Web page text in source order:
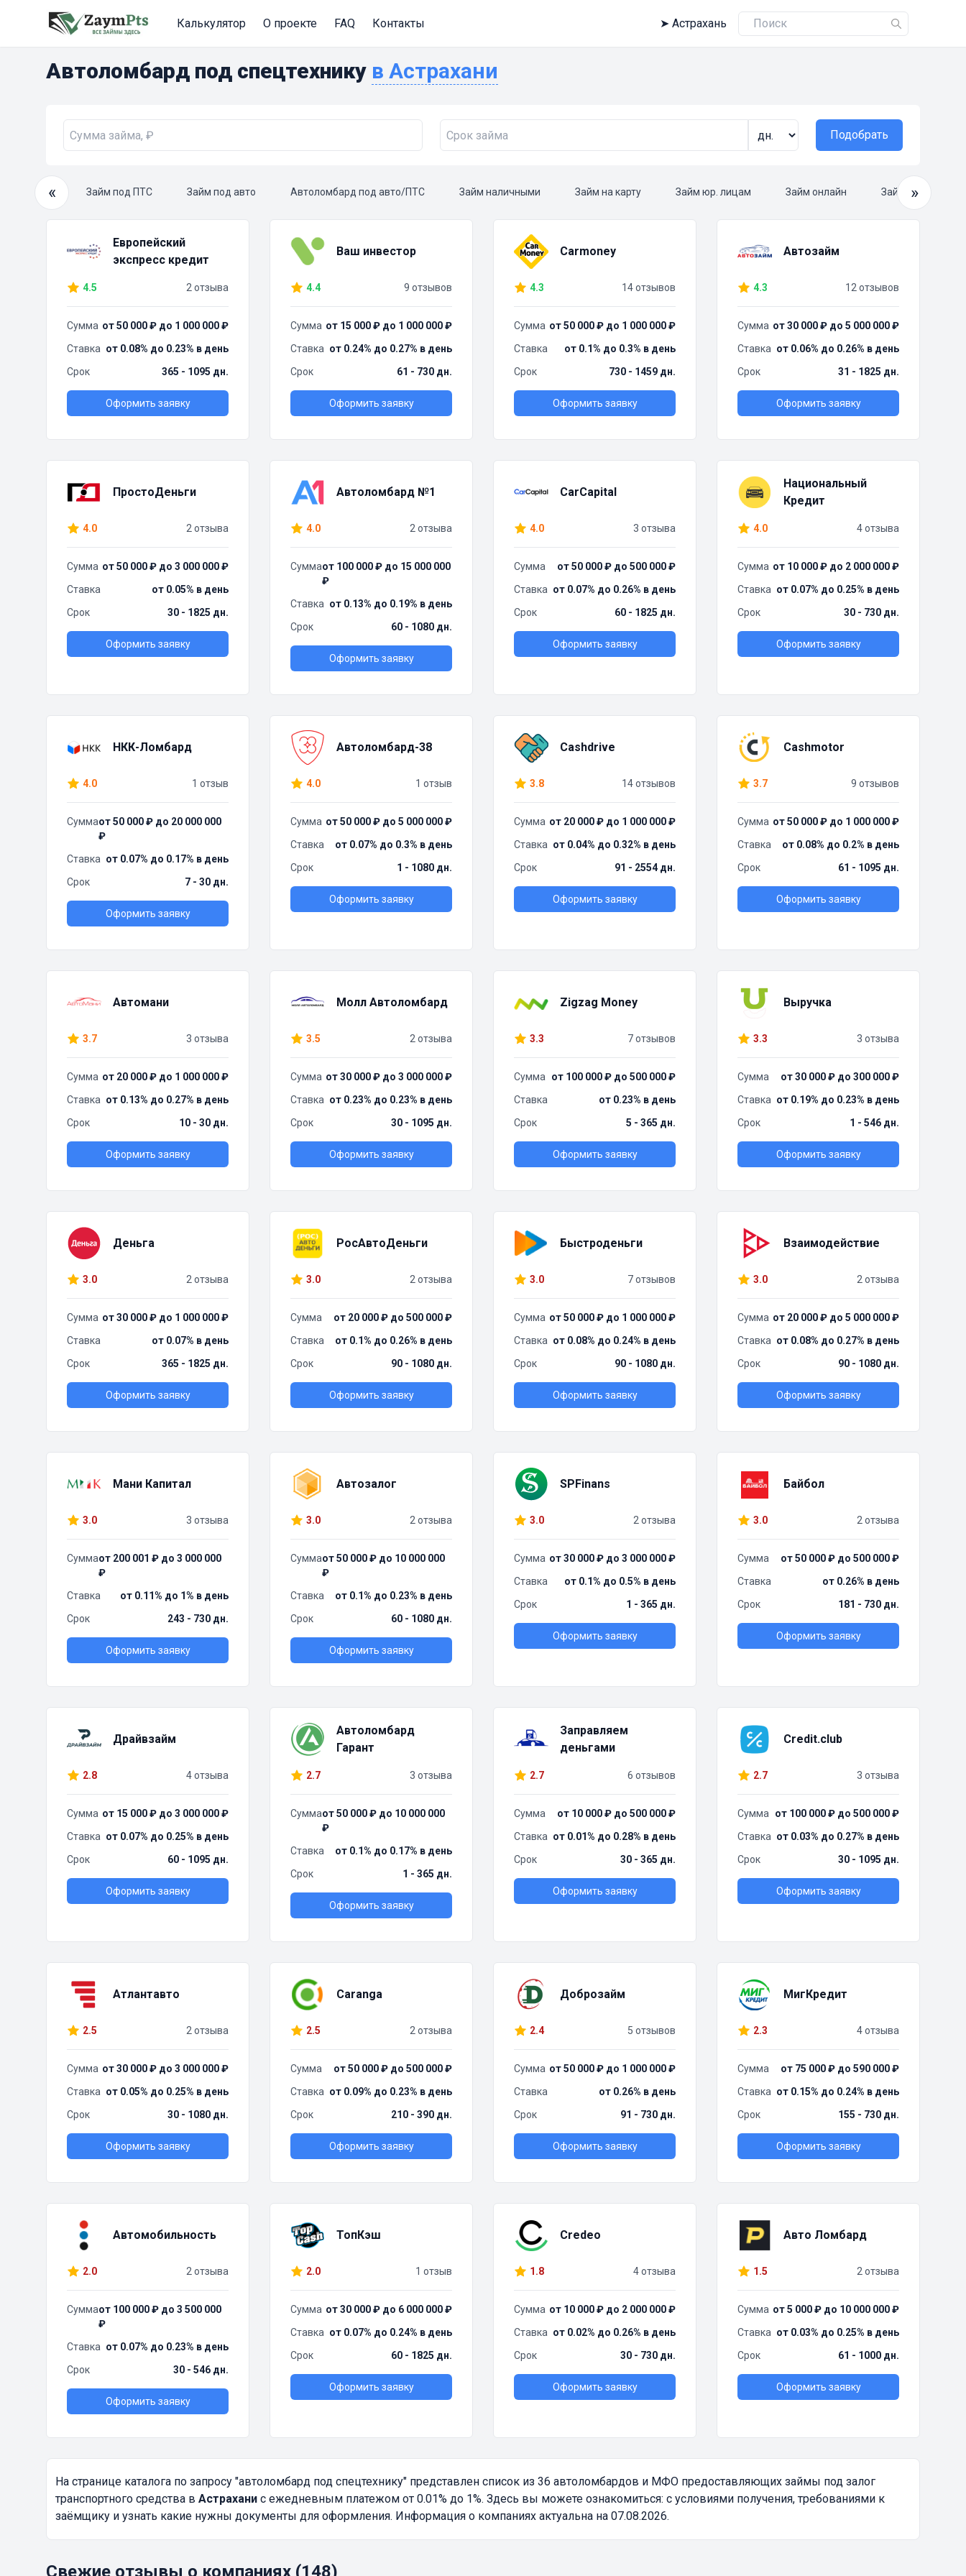
Калькулятор О проекте FAQ Контакты ➤ Астрахань
Автоломбард под спецтехнику в Астрахани
Подобрать
«
займ Займ под ПТС Займ под авто Автоломбард под авто/ПТС Займ наличными Займ на карту Займ юр. лицам Займ онлайн Займ »
Европейский
экспресс кредит
4.5 2 отзыва
Сумма от 50 000 ₽ до 1 000 000 ₽
Ставка от 0.08% до 0.23% в день
Срок
365 - 1095 дн.
Оформить заявку
Ваш инвестор
4.4 9 отзывов
Сумма от 15 000 ₽ до 1 000 000 ₽
Ставка от 0.24% до 0.27% в день
Срок
61 - 730 дн.
Оформить заявку
Carmoney
4.3 14 отзывов
Сумма от 50 000 ₽ до 1 000 000 ₽
Ставка
от 0.1% до 0.3% в день
Срок
730 - 1459 дн.
Оформить заявку
Автозайм
4.3 12 отзывов
Сумма от 30 000 ₽ до 5 000 000 ₽
Ставка от 0.06% до 0.26% в день
Срок
31 - 1825 дн.
Оформить заявку
ПростоДеньги
4.0 2 отзыва
Сумма от 50 000 ₽ до 3 000 000 ₽
Ставка
от 0.05% в день
Срок
30 - 1825 дн.
Оформить заявку
Автоломбард №1
4.0 2 отзыва
Суммаот 100 000 ₽ до 15 000 000
₽
Ставка от 0.13% до 0.19% в день
Срок
60 - 1080 дн.
Оформить заявку
CarCapital
4.0 3 отзыва
Сумма
от 50 000 ₽ до 500 000 ₽
Ставка от 0.07% до 0.26% в день
Срок
60 - 1825 дн.
Оформить заявку
Национальный
Кредит
4.0 4 отзыва
Сумма от 10 000 ₽ до 2 000 000 ₽
Ставка от 0.07% до 0.25% в день
Срок
30 - 730 дн.
Оформить заявку
НКК-Ломбард
4.0 1 отзыв
Суммаот 50 000 ₽ до 20 000 000
₽
Ставка от 0.07% до 0.17% в день
Срок
7 - 30 дн.
Оформить заявку
Автоломбард-38
4.0 1 отзыв
Сумма от 50 000 ₽ до 5 000 000 ₽
Ставка
от 0.07% до 0.3% в день
Срок
1 - 1080 дн.
Оформить заявку
Cashdrive
3.8 14 отзывов
Сумма от 20 000 ₽ до 1 000 000 ₽
Ставка от 0.04% до 0.32% в день
Срок
91 - 2554 дн.
Оформить заявку
Cashmotor
3.7 9 отзывов
Сумма от 50 000 ₽ до 1 000 000 ₽
Ставка
от 0.08% до 0.2% в день
Срок
61 - 1095 дн.
Оформить заявку
Автомани
3.7 3 отзыва
Сумма от 20 000 ₽ до 1 000 000 ₽
Ставка от 0.13% до 0.27% в день
Срок
10 - 30 дн.
Оформить заявку
Молл Автоломбард
3.5 2 отзыва
Сумма от 30 000 ₽ до 3 000 000 ₽
Ставка от 0.23% до 0.23% в день
Срок
30 - 1095 дн.
Оформить заявку
Zigzag Money
3.3 7 отзывов
Сумма
от 100 000 ₽ до 500 000 ₽
Ставка
от 0.23% в день
Срок
5 - 365 дн.
Оформить заявку
Выручка
3.3 3 отзыва
Сумма
от 30 000 ₽ до 300 000 ₽
Ставка от 0.19% до 0.23% в день
Срок
1 - 546 дн.
Оформить заявку
Деньга
3.0 2 отзыва
Сумма от 30 000 ₽ до 1 000 000 ₽
Ставка
от 0.07% в день
Срок
365 - 1825 дн.
Оформить заявку
РосАвтоДеньги
3.0 2 отзыва
Сумма
от 20 000 ₽ до 500 000 ₽
Ставка
от 0.1% до 0.26% в день
Срок
90 - 1080 дн.
Оформить заявку
Быстроденьги
3.0 7 отзывов
Сумма от 50 000 ₽ до 1 000 000 ₽
Ставка от 0.08% до 0.24% в день
Срок
90 - 1080 дн.
Оформить заявку
Взаимодействие
3.0 2 отзыва
Сумма от 20 000 ₽ до 5 000 000 ₽
Ставка от 0.08% до 0.27% в день
Срок
90 - 1080 дн.
Оформить заявку
Мани Капитал
3.0 3 отзыва
Суммаот 200 001 ₽ до 3 000 000
₽
Ставка
от 0.11% до 1% в день
Срок
243 - 730 дн.
Оформить заявку
Автозалог
3.0 2 отзыва
Суммаот 50 000 ₽ до 10 000 000
₽
Ставка
от 0.1% до 0.23% в день
Срок
60 - 1080 дн.
Оформить заявку
SPFinans
3.0 2 отзыва
Сумма от 30 000 ₽ до 3 000 000 ₽
Ставка
от 0.1% до 0.5% в день
Срок
1 - 365 дн.
Оформить заявку
Байбол
3.0 2 отзыва
Сумма
от 50 000 ₽ до 500 000 ₽
Ставка
от 0.26% в день
Срок
181 - 730 дн.
Оформить заявку
Драйвзайм
2.8 4 отзыва
Сумма от 15 000 ₽ до 3 000 000 ₽
Ставка от 0.07% до 0.25% в день
Срок
60 - 1095 дн.
Оформить заявку
Автоломбард
Гарант
2.7 3 отзыва
Суммаот 50 000 ₽ до 10 000 000
₽
Ставка
от 0.1% до 0.17% в день
Срок
1 - 365 дн.
Оформить заявку
Заправляем
деньгами
2.7 6 отзывов
Сумма
от 10 000 ₽ до 500 000 ₽
Ставка от 0.01% до 0.28% в день
Срок
30 - 365 дн.
Оформить заявку
Credit.club
2.7 3 отзыва
Сумма
от 100 000 ₽ до 500 000 ₽
Ставка от 0.03% до 0.27% в день
Срок
30 - 1095 дн.
Оформить заявку
Атлантавто
2.5 2 отзыва
Сумма от 30 000 ₽ до 3 000 000 ₽
Ставка от 0.05% до 0.25% в день
Срок
30 - 1080 дн.
Оформить заявку
Caranga
2.5 2 отзыва
Сумма
от 50 000 ₽ до 500 000 ₽
Ставка от 0.09% до 0.23% в день
Срок
210 - 390 дн.
Оформить заявку
Доброзайм
2.4 5 отзывов
Сумма от 50 000 ₽ до 1 000 000 ₽
Ставка
от 0.26% в день
Срок
91 - 730 дн.
Оформить заявку
МигКредит
2.3 4 отзыва
Сумма
от 75 000 ₽ до 590 000 ₽
Ставка от 0.15% до 0.24% в день
Срок
155 - 730 дн.
Оформить заявку
Автомобильность
2.0 2 отзыва
Суммаот 100 000 ₽ до 3 500 000
₽
Ставка от 0.07% до 0.23% в день
Срок
30 - 546 дн.
Оформить заявку
ТопКэш
2.0 1 отзыв
Сумма от 30 000 ₽ до 6 000 000 ₽
Ставка от 0.07% до 0.24% в день
Срок
60 - 1825 дн.
Оформить заявку
Credeo
1.8 4 отзыва
Сумма от 10 000 ₽ до 2 000 000 ₽
Ставка от 0.02% до 0.26% в день
Срок
30 - 730 дн.
Оформить заявку
Авто Ломбард
1.5 2 отзыва
Сумма от 5 000 ₽ до 10 000 000 ₽
Ставка от 0.03% до 0.25% в день
Срок
61 - 1000 дн.
Оформить заявку
На странице каталога по запросу "автоломбард под спецтехнику" представлен список из 36 автоломбардов и МФО предоставляющих займы под залог
транспортного средства в Астрахани с ежедневным платежом от 0.01% до 1%. Здесь вы можете ознакомиться: с условиями получения, требованиями к
заёмщику и узнать какие нужны документы для оформления. Информация о компаниях актуальна на 07.08.2026.
Свежие отзывы о компаниях (148)